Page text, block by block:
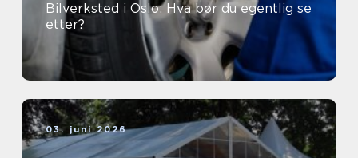
Bilverksted i Oslo: Hva bør du egentlig se
etter?
03. juni 2026